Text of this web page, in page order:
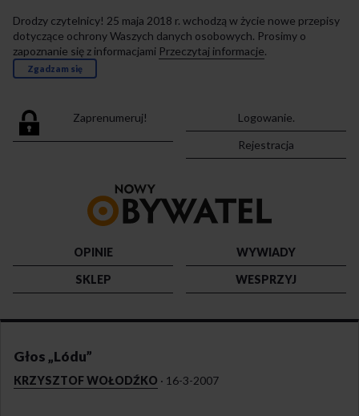
Drodzy czytelnicy! 25 maja 2018 r. wchodzą w życie nowe przepisy
dotyczące ochrony Waszych danych osobowych. Prosimy o
zapoznanie się z informacjami Przeczytaj informacje.
Zgadzam się
Zaprenumeruj!
Logowanie.
Rejestracja
strony
OPINIE
WYWIADY
SKLEP
WESPRZYJ
Głos „Lódu”
KRZYSZTOF WOŁODŹKO · 16-3-2007